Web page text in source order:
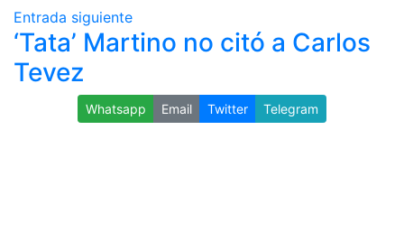
Entrada siguiente
‘Tata’ Martino no citó a Carlos
Tevez
Whatsapp Email Twitter Telegram